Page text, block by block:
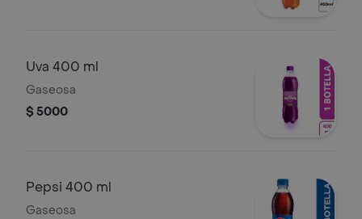
Uva 400 ml
Gaseosa
$ 5000
Pepsi 400 ml
Gaseosa